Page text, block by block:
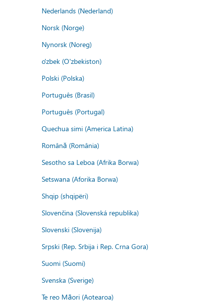
Nederlands (Nederland)
Norsk (Norge)
Nynorsk (Noreg)
o'zbek (O'zbekiston)
Polski (Polska)
Português (Brasil)
Português (Portugal)
Quechua simi (America Latina)
Română (România)
Sesotho sa Leboa (Afrika Borwa)
Setswana (Aforika Borwa)
Shqip (shqipëri)
Slovenčina (Slovenská republika)
Slovenski (Slovenija)
Srpski (Rep. Srbija i Rep. Crna Gora)
Suomi (Suomi)
Svenska (Sverige)
Te reo Māori (Aotearoa)